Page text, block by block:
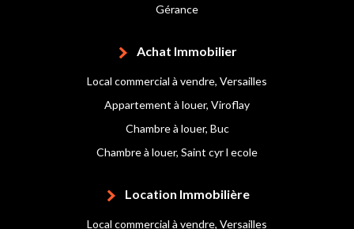
Gérance
Achat Immobilier
Local commercial à vendre, Versailles
Appartement à louer, Viroflay
Chambre à louer, Buc
Chambre à louer, Saint cyr l ecole
Location Immobilière
Local commercial à vendre, Versailles